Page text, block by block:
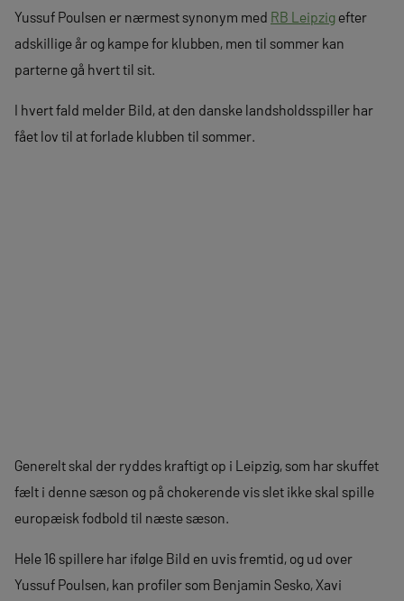
Yussuf Poulsen er nærmest synonym med RB Leipzig efter
adskillige år og kampe for klubben, men til sommer kan
parterne gå hvert til sit.
I hvert fald melder Bild, at den danske landsholdsspiller har
fået lov til at forlade klubben til sommer.
Generelt skal der ryddes kraftigt op i Leipzig, som har skuffet
fælt i denne sæson og på chokerende vis slet ikke skal spille
europæisk fodbold til næste sæson.
Hele 16 spillere har ifølge Bild en uvis fremtid, og ud over
Yussuf Poulsen, kan profiler som Benjamin Sesko, Xavi